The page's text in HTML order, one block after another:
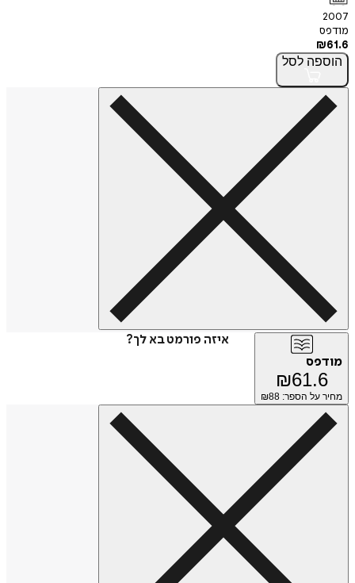
2007
מודפס
₪61.6
הוספה לסל
איזה פורמט בא לך?
מודפס
₪61.6
מחיר על הספר: ₪ 88